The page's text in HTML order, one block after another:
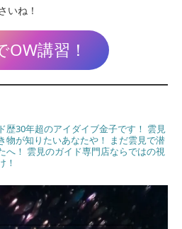
いね！
OW講習！
歴30年超のアイダイブ金子です！ 雲見
物が知りたいあなたや！ まだ雲見で潜
へ！ 雲見のガイド専門店ならではの視
！